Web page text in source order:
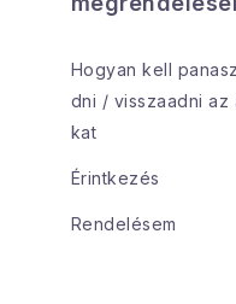
Hogyan kell
dni / visszaadni az
kat
Érintkezés
Rendelésem